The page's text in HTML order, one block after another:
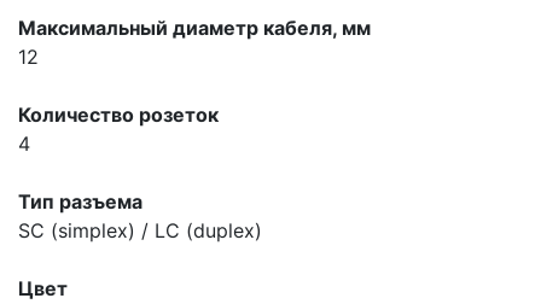
Максимальный диаметр кабеля, мм
12
Количество розеток
4
Тип разъема
SC (simplex) / LC (duplex)
Цвет